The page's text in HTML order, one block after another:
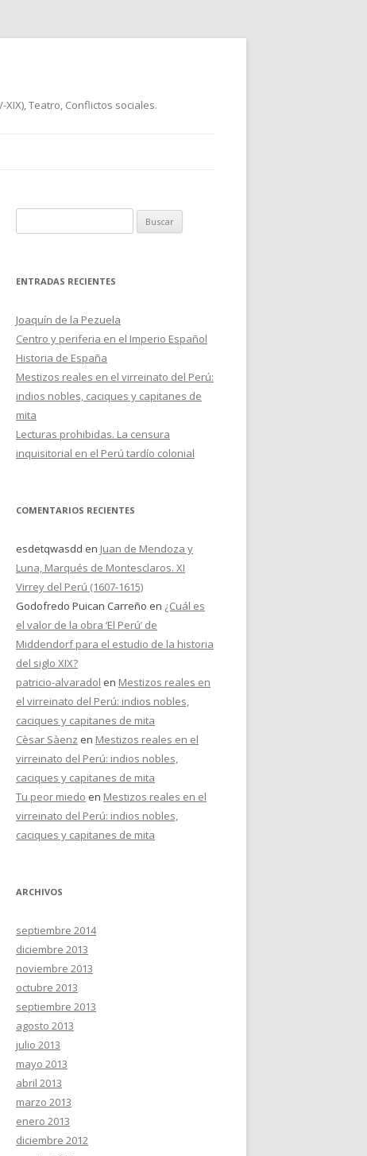
Teatro, Conflictos sociales.
u
c
r
:
ENTRADAS RECIENTES
Joaquín de la Pezuela
Centro y periferia en el Imperio Español
Historia de España
Mestizos reales en el virreinato del Perú:
indios nobles, caciques y capitanes de
mita
Lecturas prohibidas. La censura
inquisitorial en el Perú tardío colonial
COMENTARIOS RECIENTES
esdetqwasdd en Juan de Mendoza y
Luna, Marqués de Montesclaros. XI
Virrey del Perú (1607-1615)
Godofredo Puican Carreño en ¿Cuál es
el valor de la obra ‘El Perú’ de
Middendorf para el estudio de la historia
del siglo XIX?
patricio-alvaradol en Mestizos reales en
el virreinato del Perú: indios nobles,
caciques y capitanes de mita
Cèsar Sàenz en Mestizos reales en el
virreinato del Perú: indios nobles,
caciques y capitanes de mita
Tu peor miedo en Mestizos reales en el
virreinato del Perú: indios nobles,
caciques y capitanes de mita
ARCHIVOS
septiembre 2014
diciembre 2013
noviembre 2013
octubre 2013
septiembre 2013
agosto 2013
julio 2013
mayo 2013
abril 2013
marzo 2013
enero 2013
diciembre 2012